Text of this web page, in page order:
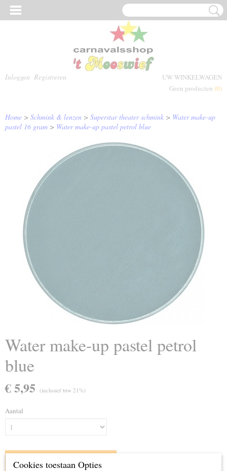
Inloggen Registreren
UW WINKELWAGEN
Geen producten (0)
Home > Schmink & lenzen > Superstar theater schmink > Water make-up
pastel 16 gram > Water make-up pastel petrol blue
Water make-up pastel petrol
blue
€ 5,95 (inclusief btw 21%)
Aantal
IN WINKELWAGEN
Cookies toestaan Opties